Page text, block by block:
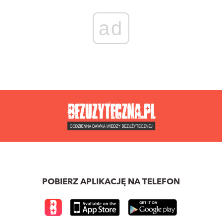
ad
POBIERZ APLIKACJĘ NA TELEFON